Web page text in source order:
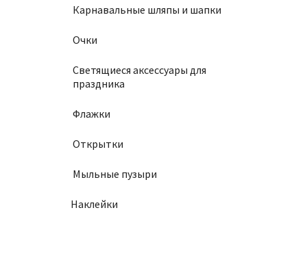
Карнавальные шляпы и шапки
Очки
Светящиеся аксессуары для
праздника
Флажки
Открытки
Мыльные пузыри
Наклейки